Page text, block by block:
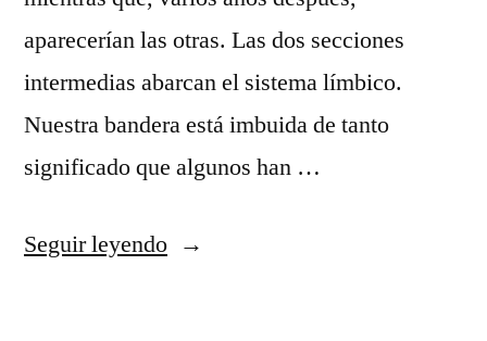
aparecerían las otras. Las dos secciones
intermedias abarcan el sistema límbico.
Nuestra bandera está imbuida de tanto
significado que algunos han …
Seguir leyendo«camisetas